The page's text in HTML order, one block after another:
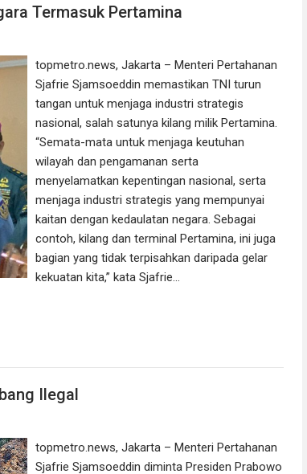
Termasuk Pertamina
topmetro.news, Jakarta – Menteri Pertahanan
Sjafrie Sjamsoeddin memastikan TNI turun
tangan untuk menjaga industri strategis
nasional, salah satunya kilang milik Pertamina.
“Semata-mata untuk menjaga keutuhan
wilayah dan pengamanan serta
menyelamatkan kepentingan nasional, serta
menjaga industri strategis yang mempunyai
kaitan dengan kedaulatan negara. Sebagai
contoh, kilang dan terminal Pertamina, ini juga
bagian yang tidak terpisahkan daripada gelar
kekuatan kita,” kata Sjafrie…
Ilegal
topmetro.news, Jakarta – Menteri Pertahanan
Sjafrie Sjamsoeddin diminta Presiden Prabowo